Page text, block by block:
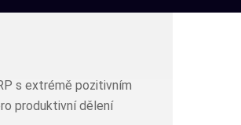
s extrémě pozitivním
produktivní dělení